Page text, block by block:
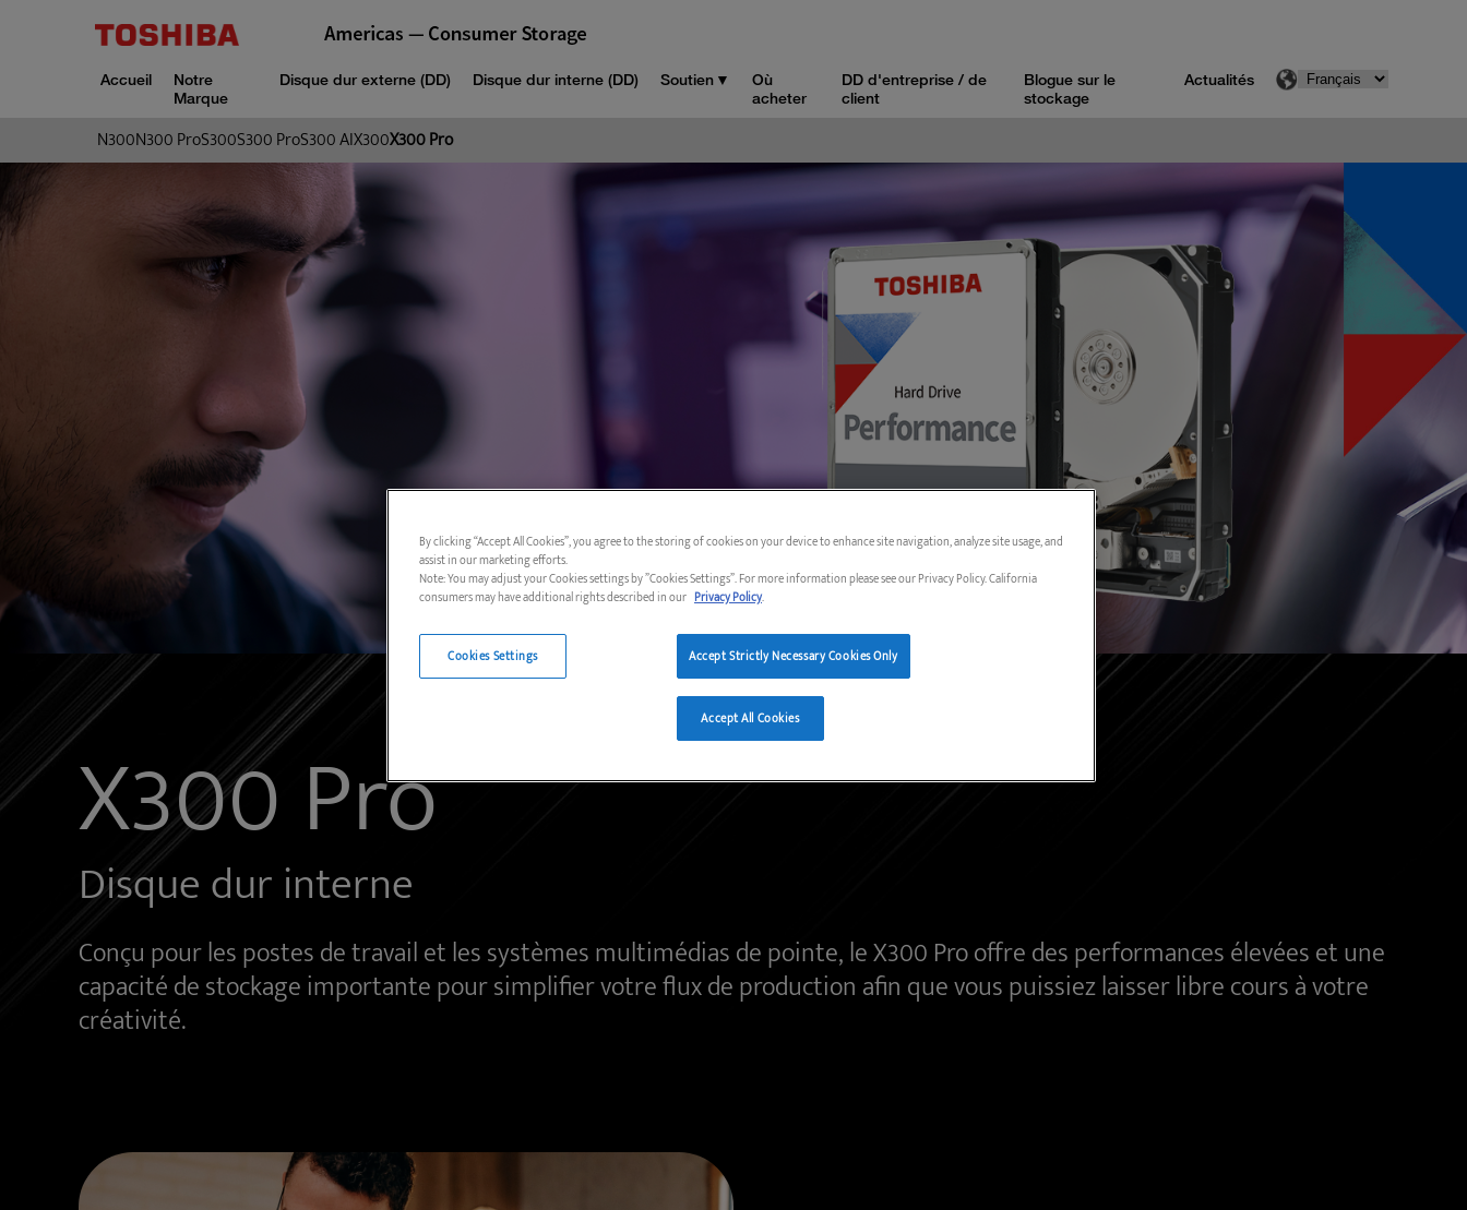
Accueil
Notre
Marque
Disque dur externe (DD) Disque dur interne (DD) Soutien
Où
acheter
DD d'entreprise / de
client
Blogue sur le
stockage
Actualités
N300N300 ProS300S300 ProS300 AIX300X300 Pro
X300 Pro
Disque dur interne
Conçu pour les postes de travail et les systèmes multimédias de pointe, le X300 Pro offre des performances élevées et une
capacité de stockage importante pour simplifier votre flux de production afin que vous puissiez laisser libre cours à votre
créativité.
By clicking “Accept All Cookies”, you agree to the storing of cookies on your device to enhance site navigation, analyze site usage, and
assist in our marketing efforts.
Note: You may adjust your Cookies settings by ”Cookies Settings”. For more information please see our Privacy Policy. California
consumers may have additional rights described in our Privacy Policy.
Accept Strictly Necessary Cookies Only
Accept All Cookies
Cookies Settings